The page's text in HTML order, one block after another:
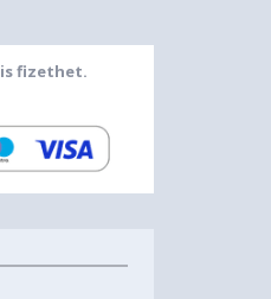
fizethet.